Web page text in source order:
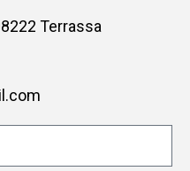
Terrassa